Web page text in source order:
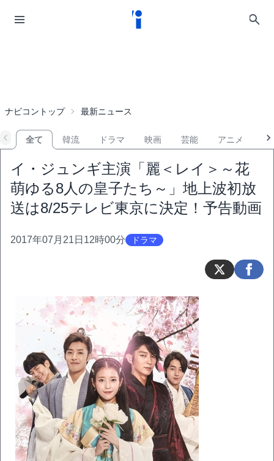
ナビコントップ 最新ニュース
全て 韓流 ドラマ 映画 芸能 アニメ
イ・ジュンギ主演「麗＜レイ＞～花
萌ゆる8人の皇子たち～」地上波初放
送は8/25テレビ東京に決定！予告動画
2017年07月21日12時00分 ドラマ